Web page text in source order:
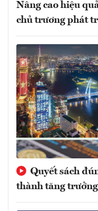
Nâng cao hiệu
chủ trương phát
Quyết sách
thành tăng